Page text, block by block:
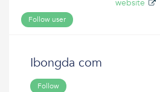
website
Follow user
Ibongda com
Follow